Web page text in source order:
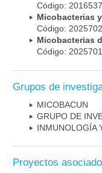
Código:
Micobacterias
Código:
Micobacterias
Código:
Grupos de
MICOBAC­UN
GRUPO DE
INMUNOLOGÍA
Proyectos